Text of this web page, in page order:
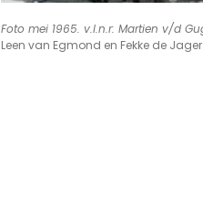
Foto mei 1965. v.l.n.r: Martien v/d
Leen van Egmond en Fekke de Jager